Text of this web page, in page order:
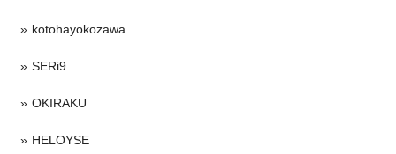
kotohayokozawa
SERi9
OKIRAKU
HELOYSE